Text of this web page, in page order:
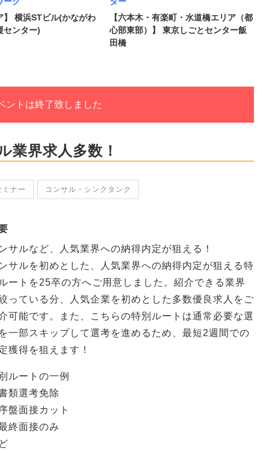
】 横浜STビル(かながわ
センター)
【六本木・有楽町・水道橋エリア（都
心部東部）】 東京しごとセンター飯
田橋
ントは終了致しました
業界求人多数！
ミナー コンサル・シンクタンク
サルなど、人気業界への納得内定が狙える！
サルを初めとした、人気業界への納得内定が狙える特
ートを25卒の方へご用意しました。紹介できる業界
っている分、人気企業を初めとした多数優良求人をご
可能です。また、こちらの特別ルートは通常必要な選
一部スキップして選考を進めるため、最短2週間での
獲得を狙えます！
ルートの一例
類選考免除
盤面接カット
終面接のみ